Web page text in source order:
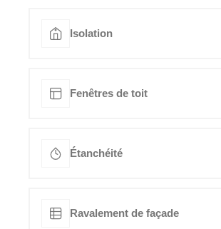
Isolation
Fenêtres de toit
Étanchéité
Ravalement de façade